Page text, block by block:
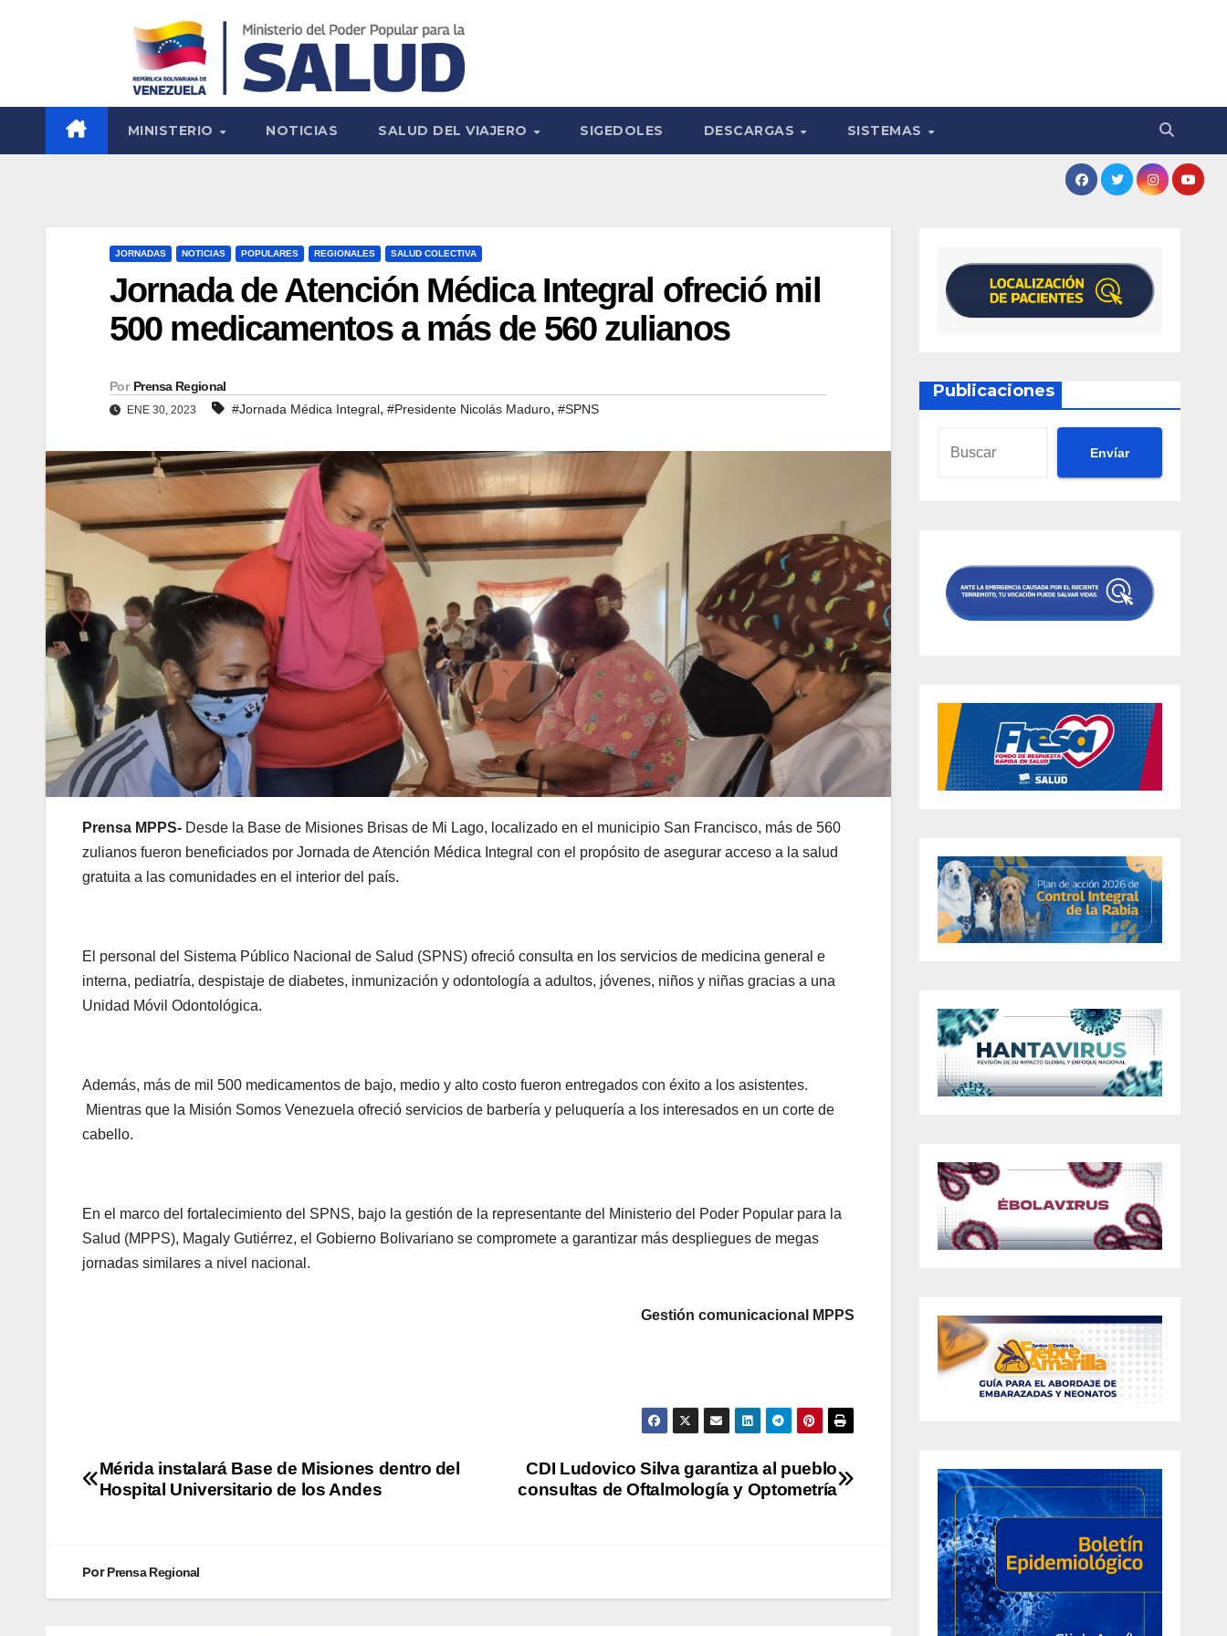
MINISTERIO NOTICIAS SALUD DEL VIAJERO SIGEDOLES DESCARGAS SISTEMAS
JORNADAS NOTICIAS POPULARES REGIONALES SALUD COLECTIVA
Jornada de Atención Médica Integral ofreció mil
500 medicamentos a más de 560 zulianos
Por Prensa Regional
ENE 30, 2023 #Jornada Médica Integral, #Presidente Nicolás Maduro, #SPNS
Prensa MPPS- Desde la Base de Misiones Brisas de Mi Lago, localizado en el municipio San Francisco, más de 560
zulianos fueron beneficiados por Jornada de Atención Médica Integral con el propósito de asegurar acceso a la salud
gratuita a las comunidades en el interior del país.
El personal del Sistema Público Nacional de Salud (SPNS) ofreció consulta en los servicios de medicina general e
interna, pediatría, despistaje de diabetes, inmunización y odontología a adultos, jóvenes, niños y niñas gracias a una
Unidad Móvil Odontológica.
Además, más de mil 500 medicamentos de bajo, medio y alto costo fueron entregados con éxito a los asistentes.
Mientras que la Misión Somos Venezuela ofreció servicios de barbería y peluquería a los interesados en un corte de
cabello.
En el marco del fortalecimiento del SPNS, bajo la gestión de la representante del Ministerio del Poder Popular para la
Salud (MPPS), Magaly Gutiérrez, el Gobierno Bolivariano se compromete a garantizar más despliegues de megas
jornadas similares a nivel nacional.
Gestión comunicacional MPPS
CDI Ludovico Silva garantiza al pueblo
consultas de Oftalmología y Optometría
Mérida instalará Base de Misiones dentro del
Hospital Universitario de los Andes
PorPrensa Regional
Publicaciones
Envíar